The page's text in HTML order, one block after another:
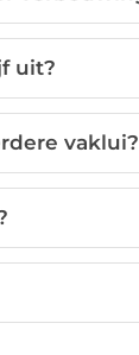
uit?
vaklui?